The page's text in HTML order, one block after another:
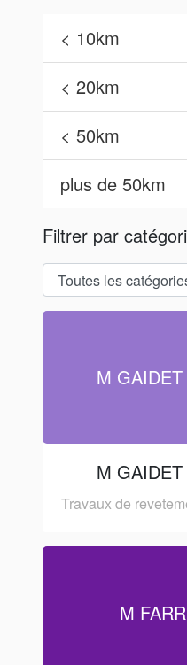
< 10km
< 20km
< 50km
plus de 50km
Filtrer par
M
M
Travaux de
M